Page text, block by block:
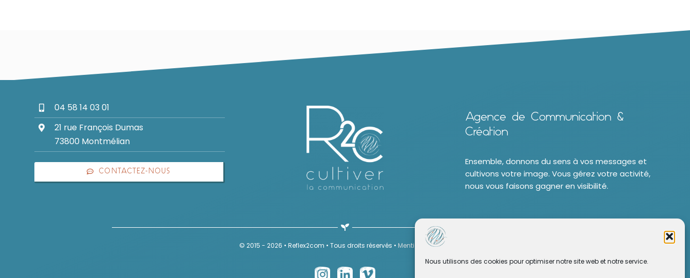
Nous utilisons des cookies pour optimiser notre site web et notre service.
04 58 14 03 01
21 rue François Dumas
73800 Montmélian
CONTACTEZ-NOUS
Agence de Communication &
Création
Ensemble, donnons du sens à vos messages et
cultivons votre image. Vous gérez votre activité,
nous vous faisons gagner en visibilité.
© 2015 - 2026 • Reflex2com • Tous droits réservés • Mentions légales